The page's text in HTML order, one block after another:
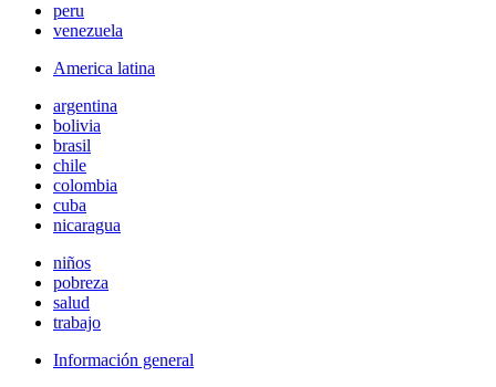
peru
venezuela
America latina
argentina
bolivia
brasil
chile
colombia
cuba
nicaragua
niños
pobreza
salud
trabajo
Información general